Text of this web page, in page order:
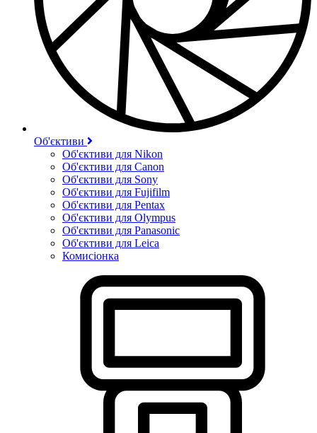
Об'єктиви
Об'єктиви для Nikon
Об'єктиви для Canon
Об'єктиви для Sony
Об'єктиви для Fujifilm
Об'єктиви для Pentax
Об'єктиви для Olympus
Об'єктиви для Panasonic
Об'єктиви для Leica
Комисіонка